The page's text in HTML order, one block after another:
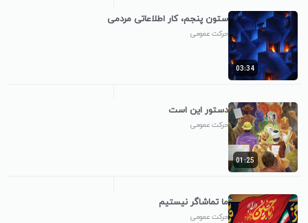
03:34
ستون پنجم، کار اطلاعاتی مردمی
حرکت عمومی
01:25
دستور این است
حرکت عمومی
ما تماشاگر نیستیم
حرکت عمومی